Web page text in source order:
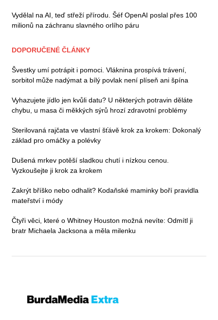
Vydělal na AI, teď střeží přírodu. Šéf OpenAI poslal přes 100
milionů na záchranu slavného orlího páru
DOPORUČENÉ ČLÁNKY
Švestky umí potrápit i pomoci. Vláknina prospívá trávení,
sorbitol může nadýmat a bílý povlak není plíseň ani špína
Vyhazujete jídlo jen kvůli datu? U některých potravin děláte
chybu, u masa či měkkých sýrů hrozí zdravotní problémy
Sterilovaná rajčata ve vlastní šťávě krok za krokem: Dokonalý
základ pro omáčky a polévky
Dušená mrkev potěší sladkou chutí i nízkou cenou.
Vyzkoušejte ji krok za krokem
Zakrýt bříško nebo odhalit? Kodaňské maminky boří pravidla
mateřství i módy
Čtyři věci, které o Whitney Houston možná nevíte: Odmítl ji
bratr Michaela Jacksona a měla milenku